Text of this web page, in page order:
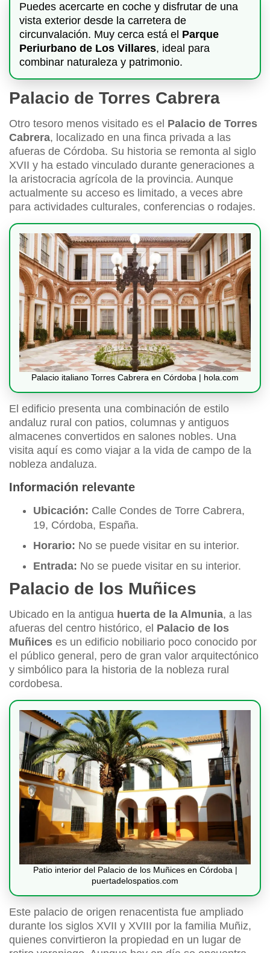
Puedes acercarte en coche y disfrutar de una
vista exterior desde la carretera de
circunvalación. Muy cerca está el Parque
Periurbano de Los Villares, ideal para
combinar naturaleza y patrimonio.
Palacio de Torres Cabrera
Otro tesoro menos visitado es el Palacio de Torres
Cabrera, localizado en una finca privada a las
afueras de Córdoba. Su historia se remonta al siglo
XVII y ha estado vinculado durante generaciones a
la aristocracia agrícola de la provincia. Aunque
actualmente su acceso es limitado, a veces abre
para actividades culturales, conferencias o rodajes.
Palacio italiano Torres Cabrera en Córdoba | hola.com
El edificio presenta una combinación de estilo
andaluz rural con patios, columnas y antiguos
almacenes convertidos en salones nobles. Una
visita aquí es como viajar a la vida de campo de la
nobleza andaluza.
Información relevante
Ubicación: Calle Condes de Torre Cabrera,
19, Córdoba, España.
Horario: No se puede visitar en su interior.
Entrada: No se puede visitar en su interior.
Palacio de los Muñices
Ubicado en la antigua huerta de la Almunia, a las
afueras del centro histórico, el Palacio de los
Muñices es un edificio nobiliario poco conocido por
el público general, pero de gran valor arquitectónico
y simbólico para la historia de la nobleza rural
cordobesa.
Patio interior del Palacio de los Muñices en Córdoba |
puertadelospatios.com
Este palacio de origen renacentista fue ampliado
durante los siglos XVII y XVIII por la familia Muñiz,
quienes convirtieron la propiedad en un lugar de